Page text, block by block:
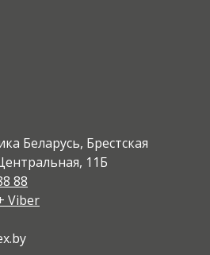
Беларусь, Брестская
11Б
88
Viber